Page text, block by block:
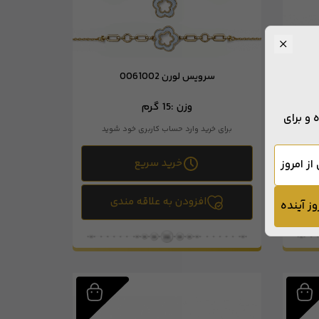
برای
امروز
سرویس لورن 0061002
وزن :15 گرم
برای خرید وارد حساب کاربری خود شوید
خرید سریع
افزودن به علاقه مندی